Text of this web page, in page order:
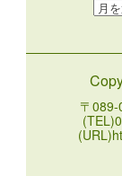
ア
ブ
〒